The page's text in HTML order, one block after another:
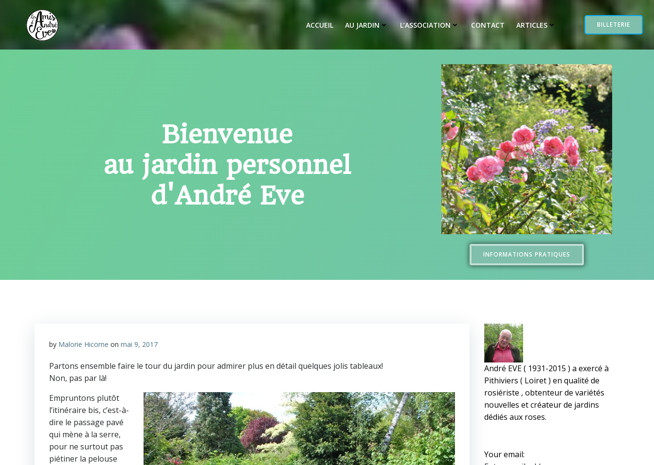
contenu
ACCUEIL AU JARDIN L’ASSOCIATION CONTACT ARTICLES BILLETERIE
Bienvenue
au jardin personnel
d'André Eve
INFORMATIONS PRATIQUES
by Malorie Hicorne on mai 9, 2017
Partons ensemble faire le tour du jardin pour admirer plus en détail quelques jolis tableaux!
Non, pas par là!
Empruntons plutôt
l’itinéraire bis, c’est-à-
dire le passage pavé
qui mène à la serre,
pour ne surtout pas
piétiner la pelouse
André EVE ( 1931-2015 ) a exercé à
Pithiviers ( Loiret ) en qualité de
rosiériste , obtenteur de variétés
nouvelles et créateur de jardins
dédiés aux roses.
Your email: